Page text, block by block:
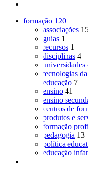
formação 120
associações 15
guias 1
recursos 1
disciplinas 4
universidades
tecnologias
educação 7
ensino 41
ensino
centros de
produtos e
formação
pedagogia 13
política
educação